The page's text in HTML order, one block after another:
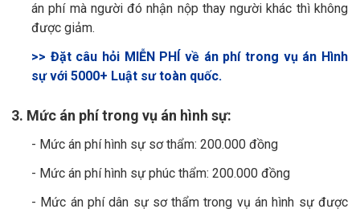
án phí mà người đó nhận nộp thay người khác thì không
được giảm.
>> Đặt câu hỏi MIỄN PHÍ về án phí trong vụ án Hình
sự với 5000+ Luật sư toàn quốc.
3. Mức án phí trong vụ án hình sự:
- Mức án phí hình sự sơ thẩm: 200.000 đồng
- Mức án phí hình sự phúc thẩm: 200.000 đồng
- Mức án phí dân sự sơ thẩm trong vụ án hình sự được